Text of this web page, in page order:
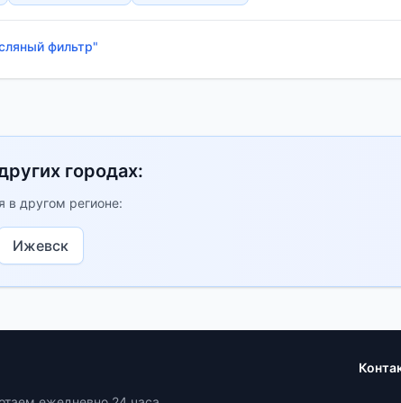
фильтр"
городах:
в другом регионе:
Ижевск